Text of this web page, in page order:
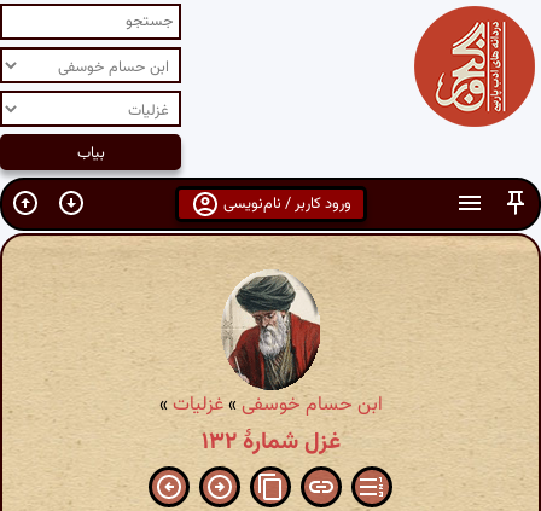
ورود کاربر / نام‌نویسی
ابن حسام خوسفی»غزلیات»
غزل شمارهٔ ۱۳۲